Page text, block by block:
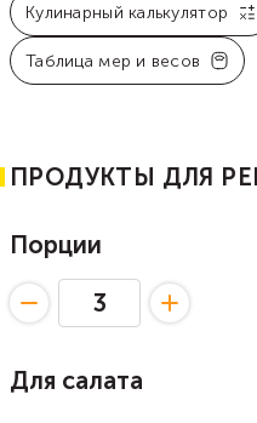
Кулинарный калькулятор
Таблица мер и весов
ПРОДУКТЫ ДЛЯ
Порции
Для салата